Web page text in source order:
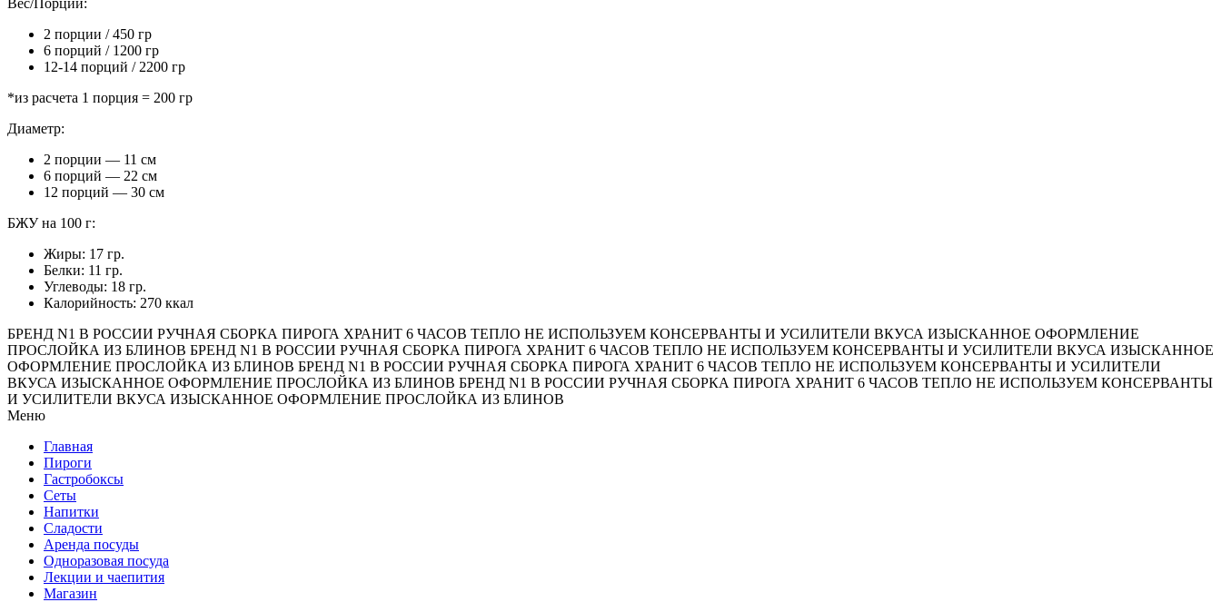
2 порции / 450 гр
6 порций / 1200 гр
12-14 порций / 2200 гр
*из расчета 1 порция = 200 гр
Диаметр:
2 порции — 11 см
6 порций — 22 см
12 порций — 30 см
БЖУ на 100 г:
Жиры: 17 гр.
Белки: 11 гр.
Углеводы: 18 гр.
Калорийность: 270 ккал
БРЕНД N1 В РОССИИ РУЧНАЯ СБОРКА ПИРОГА ХРАНИТ 6 ЧАСОВ ТЕПЛО НЕ ИСПОЛЬЗУЕМ КОНСЕРВАНТЫ И УСИЛИТЕЛИ ВКУСА ИЗЫСКАННОЕ ОФОРМЛЕНИЕ
ПРОСЛОЙКА ИЗ БЛИНОВ БРЕНД N1 В РОССИИ РУЧНАЯ СБОРКА ПИРОГА ХРАНИТ 6 ЧАСОВ ТЕПЛО НЕ ИСПОЛЬЗУЕМ КОНСЕРВАНТЫ И УСИЛИТЕЛИ ВКУСА ИЗЫСКАННОЕ
ОФОРМЛЕНИЕ ПРОСЛОЙКА ИЗ БЛИНОВ БРЕНД N1 В РОССИИ РУЧНАЯ СБОРКА ПИРОГА ХРАНИТ 6 ЧАСОВ ТЕПЛО НЕ ИСПОЛЬЗУЕМ КОНСЕРВАНТЫ И УСИЛИТЕЛИ
ВКУСА ИЗЫСКАННОЕ ОФОРМЛЕНИЕ ПРОСЛОЙКА ИЗ БЛИНОВ БРЕНД N1 В РОССИИ РУЧНАЯ СБОРКА ПИРОГА ХРАНИТ 6 ЧАСОВ ТЕПЛО НЕ ИСПОЛЬЗУЕМ КОНСЕРВАНТЫ
И УСИЛИТЕЛИ ВКУСА ИЗЫСКАННОЕ ОФОРМЛЕНИЕ ПРОСЛОЙКА ИЗ БЛИНОВ
Меню
Главная
Пироги
Гастробоксы
Сеты
Напитки
Сладости
Аренда посуды
Одноразовая посуда
Лекции и чаепития
Магазин